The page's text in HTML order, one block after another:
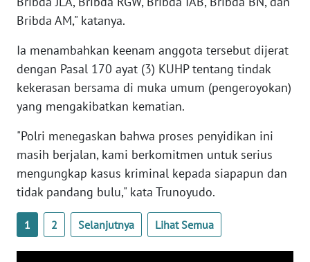
Bribda AM," katanya.
Ia menambahkan keenam anggota tersebut dijerat
dengan Pasal 170 ayat (3) KUHP tentang tindak
kekerasan bersama di muka umum (pengeroyokan)
yang mengakibatkan kematian.
"Polri menegaskan bahwa proses penyidikan ini
masih berjalan, kami berkomitmen untuk serius
mengungkap kasus kriminal kepada siapapun dan
tidak pandang bulu," kata Trunoyudo.
1 2 Selanjutnya Lihat Semua
WN
NTT
WN
KEPRI
WN
PAPUA
PAPUA
BARAT
WN
RIAU